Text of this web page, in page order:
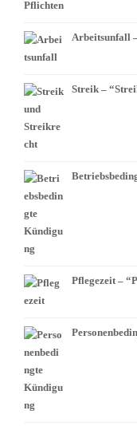
Arbeitsunfall
Streik –
Pflegezeit –